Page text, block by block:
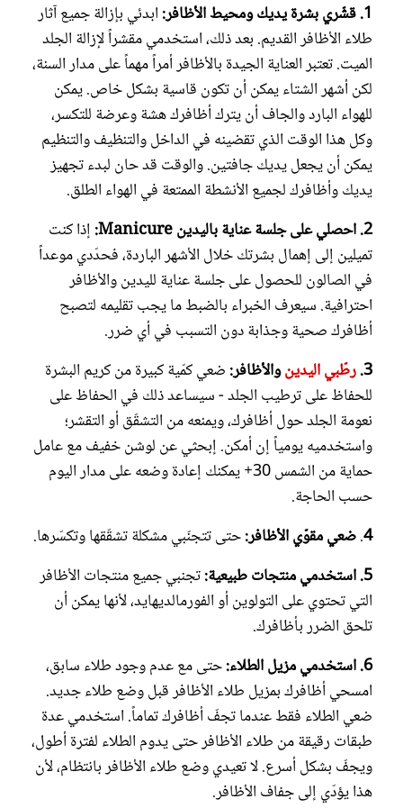
1. قشّري بشرة يديك ومحيط الأظافر:
ابدئي بإزالة جميع آثار
طلاء الأظافر القديم. بعد ذلك، استخدمي مقشراً لإزالة الجلد
الميت. تعتبر العناية الجيدة بالأظافر أمراً مهماً على مدار السنة،
لكن أشهر الشتاء يمكن أن تكون قاسية بشكل خاص. يمكن
للهواء البارد والجاف أن يترك أظافرك هشة وعرضة للتكسر،
وكل هذا الوقت الذي تقضينه في الداخل والتنظيف والتنظيم
يمكن أن يجعل يديك جافتين. والوقت قد حان لبدء تجهيز
يديك وأظافرك لجميع الأنشطة الممتعة في الهواء الطلق.
2. احصلي على جلسة عناية باليدين Manicure:
إذا كنت
تميلين إلى إهمال بشرتك خلال الأشهر الباردة، فحدّدي موعداً
في الصالون للحصول على جلسة عناية لليدين والأظافر
احترافية. سيعرف الخبراء بالضبط ما يجب تقليمه لتصبح
أظافرك صحية وجذابة دون التسبب في أي ضرر.
3. رطّبي اليدينوالأظافر:ضعي كمّية كبيرة من كريم البشرة
للحفاظ على ترطيب الجلد - سيساعد ذلك في الحفاظ على
نعومة الجلد حول أظافرك، ويمنعه من التشقّق أو التقشر؛
واستخدميه يومياً إن أمكن. إبحثي عن لوشن خفيف مع عامل
حماية من الشمس 30+ يمكنك إعادة وضعه على مدار اليوم
حسب الحاجة.
4
.ضعي مقوّي الأظافر:حتى تتجنّبي مشكلة تشقّقها وتكسّرها.
5. استخدمي منتجات طبيعية:
تجنبي جميع منتجات الأظافر
التي تحتوي على التولوين أو الفورمالديهايد، لأنها يمكن أن
تلحق الضرر بأظافرك.
6. استخدمي مزيل الطلاء:
حتى مع عدم وجود طلاء سابق،
امسحي أظافرك بمزيل طلاء الأظافر قبل وضع طلاء جديد.
ضعي الطلاء فقط عندما تجفّ أظافرك تماماً. استخدمي عدة
طبقات رقيقة من طلاء الأظافر حتى يدوم الطلاء لفترة أطول،
ويجفّ بشكل أسرع. لا تعيدي وضع طلاء الأظافر بانتظام، لأن
هذا يؤدّي إلى جفاف الأظافر.